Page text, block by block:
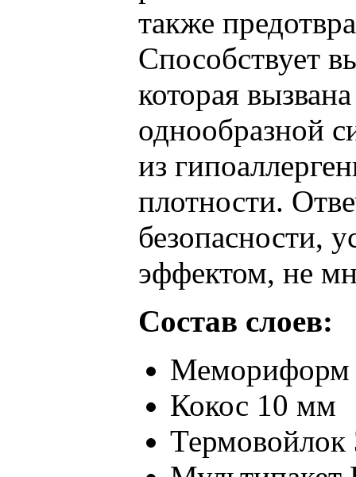
также
Способствует
которая
однообразной
из
плотности.
безопасности,
эффектом, не
Состав слоев:
Кокос 10 мм